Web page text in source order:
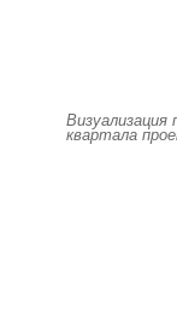
Визуализация
квартала